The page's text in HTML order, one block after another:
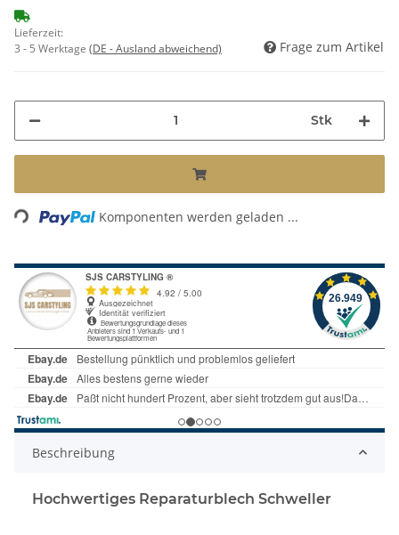
Lieferzeit:
3 - 5 Werktage (DE - Ausland abweichend) Frage zum Artikel
Stk
Loading... Komponenten werden geladen ...
Beschreibung
Hochwertiges Reparaturblech Schweller